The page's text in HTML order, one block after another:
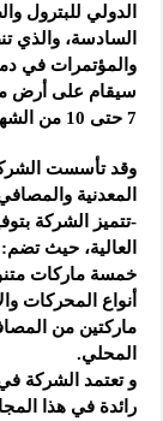
السادسة، والذي
والمؤتمرات في
سيقام على أرض
7 حتى 10 من الشهر القادم.
وقد تأسست
المعدنية
-تتميز الشركة
العالية، حيث تضم:
خمسة ماركات
أنواع المحركات
ماركتين من
المحلي.
و تعتمد الشركة
رائدة في هذا